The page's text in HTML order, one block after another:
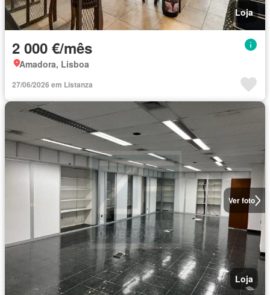
Loja
2 000 €/mês
Amadora, Lisboa
27/06/2026 em Listanza
Ver foto
Loja